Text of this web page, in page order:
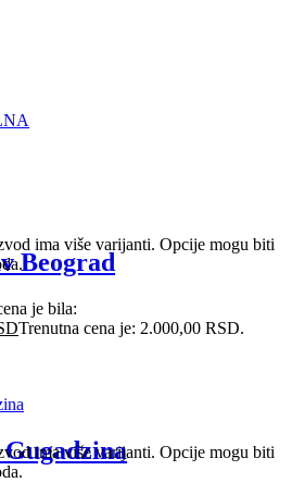
ima više varijanti. Opcije mogu biti
Beograd
je bila:
Trenutna cena je: 2.000,00 RSD.
ima više varijanti. Opcije mogu biti